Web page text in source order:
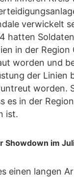
verwickelt
hatten
in der Region
worden und
der Linien
worden.
es in der
ist.
Showdown im
einen langen